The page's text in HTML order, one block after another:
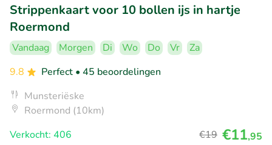
Strippenkaart voor 10 bollen ijs in hartje
Roermond
Vandaag Morgen Di Wo Do Vr
Za
9.8
Perfect • 45 beoordelingen
Munsteriëske
Roermond (10km)
Verkocht: 406
€19 €11,95